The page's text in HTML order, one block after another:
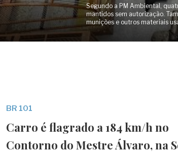
Segundo a PM Ambiental,
mantidos sem autorização.
munições e outros materiais
BR 101
Carro é flagrado a 184 km/h no
Contorno do Mestre Álvaro, na